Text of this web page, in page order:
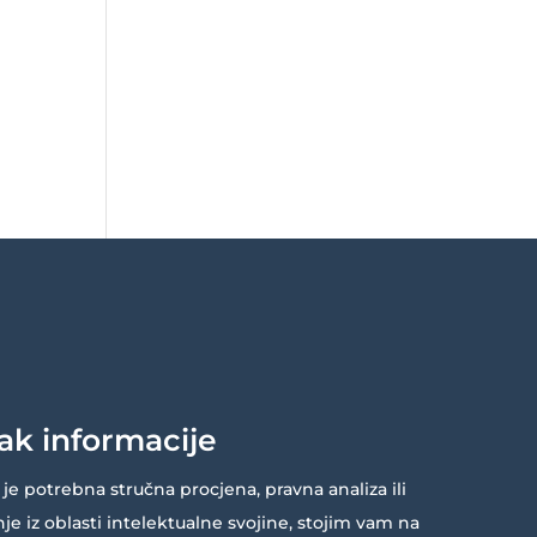
informacije
potrebna stručna procjena, pravna analiza ili
iz oblasti intelektualne svojine, stojim vam na